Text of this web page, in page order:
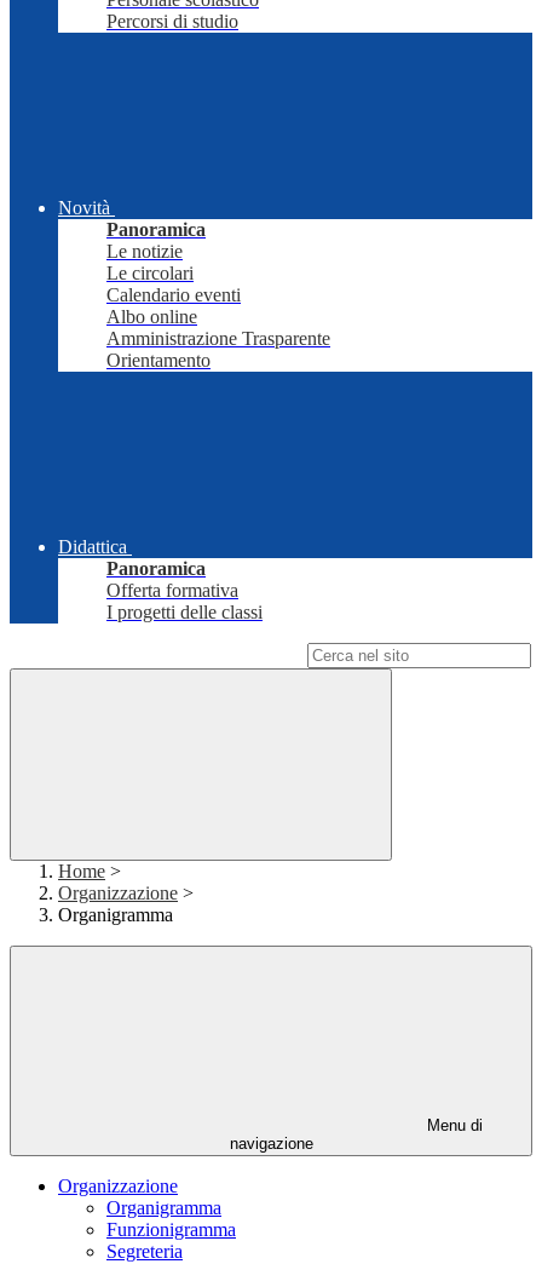
Percorsi di studio
Novità
Panoramica
Le notizie
Le circolari
Calendario eventi
Albo online
Amministrazione Trasparente
Orientamento
Didattica
Panoramica
Offerta formativa
I progetti delle classi
Home >
Organizzazione >
Organigramma
Menu di
navigazione
Organizzazione
Organigramma
Funzionigramma
Segreteria